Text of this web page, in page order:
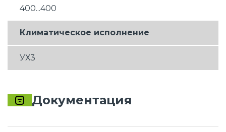
400...400
Климатическое исполнение
УХ3
Документация